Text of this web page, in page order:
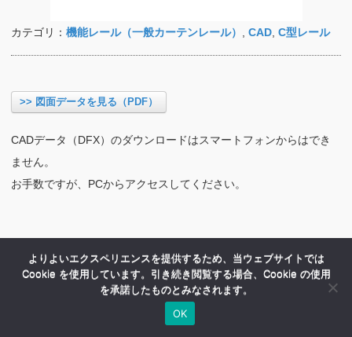
カテゴリ： 機能レール（一般カーテンレール） CAD C型レール
>> 図面データを見る（PDF）
CADデータ（DFX）のダウンロードはスマートフォンからはでき
ません。
お手数ですが、PCからアクセスしてください。
よりよいエクスペリエンスを提供するため、当ウェブサイトでは
Cookie を使用しています。引き続き閲覧する場合、Cookie の使用
を承諾したものとみなされます。
OK